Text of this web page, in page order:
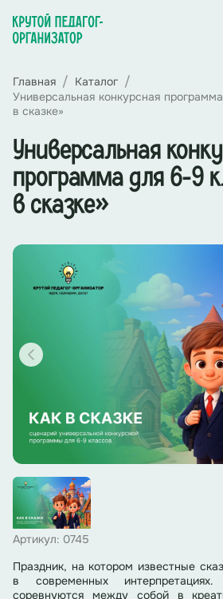
Главная
Каталог
Универсальная конкурсная
в сказке»
Универсальная
программа для 6-9
в сказке»
Артикул: 0745
Праздник, на котором известные
в современных
соревнуются между собой в